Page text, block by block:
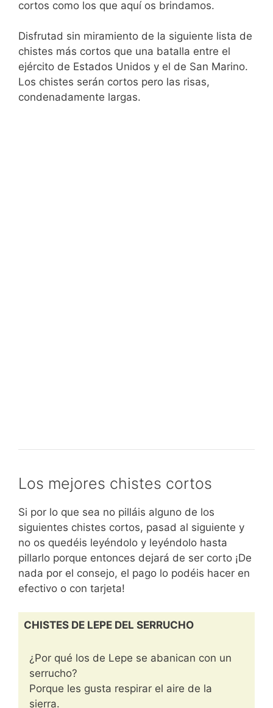
cortos como los que aquí os brindamos.
Disfrutad sin miramiento de la siguiente lista de
chistes más cortos que una batalla entre el
ejército de Estados Unidos y el de San Marino.
Los chistes serán cortos pero las risas,
condenadamente largas.
Los mejores chistes cortos
Si por lo que sea no pilláis alguno de los
siguientes chistes cortos, pasad al siguiente y
no os quedéis leyéndolo y leyéndolo hasta
pillarlo porque entonces dejará de ser corto ¡De
nada por el consejo, el pago lo podéis hacer en
efectivo o con tarjeta!
CHISTES DE LEPE DEL SERRUCHO
¿Por qué los de Lepe se abanican con un
serrucho?
Porque les gusta respirar el aire de la
sierra.